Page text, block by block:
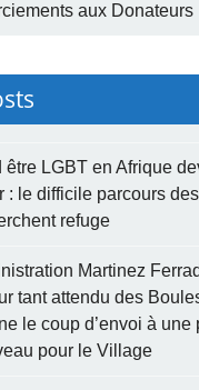
aux Donateurs
être LGBT en Afrique
: le difficile parcours
refuge
Martinez
tant attendu des
le coup d’envoi à une
pour le Village